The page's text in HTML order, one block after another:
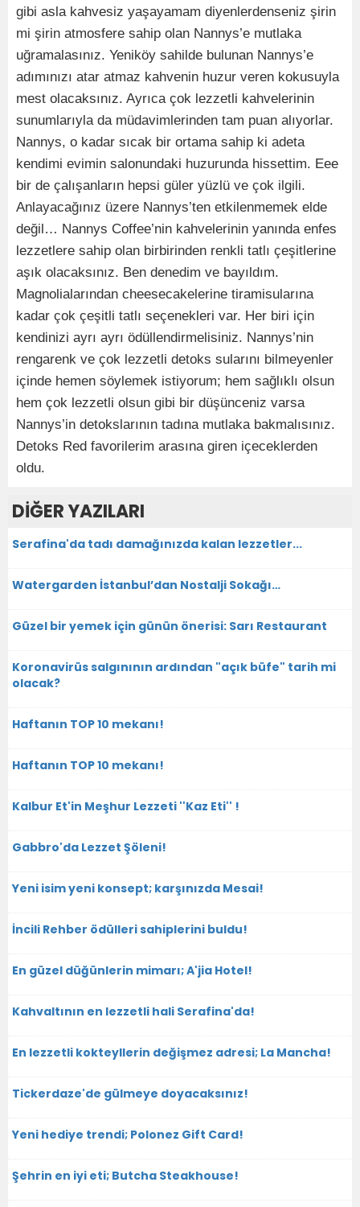
gibi asla kahvesiz yaşayamam diyenlerdenseniz şirin
mi şirin atmosfere sahip olan Nannys’e mutlaka
uğramalasınız. Yeniköy sahilde bulunan Nannys’e
adımınızı atar atmaz kahvenin huzur veren kokusuyla
mest olacaksınız. Ayrıca çok lezzetli kahvelerinin
sunumlarıyla da müdavimlerinden tam puan alıyorlar.
Nannys, o kadar sıcak bir ortama sahip ki adeta
kendimi evimin salonundaki huzurunda hissettim. Eee
bir de çalışanların hepsi güler yüzlü ve çok ilgili.
Anlayacağınız üzere Nannys’ten etkilenmemek elde
değil… Nannys Coffee’nin kahvelerinin yanında enfes
lezzetlere sahip olan birbirinden renkli tatlı çeşitlerine
aşık olacaksınız. Ben denedim ve bayıldım.
Magnolialarından cheesecakelerine tiramisularına
kadar çok çeşitli tatlı seçenekleri var. Her biri için
kendinizi ayrı ayrı ödüllendirmelisiniz. Nannys’nin
rengarenk ve çok lezzetli detoks sularını bilmeyenler
içinde hemen söylemek istiyorum; hem sağlıklı olsun
hem çok lezzetli olsun gibi bir düşünceniz varsa
Nannys’in detokslarının tadına mutlaka bakmalısınız.
Detoks Red favorilerim arasına giren içeceklerden
oldu.
DİĞER YAZILARI
Serafina'da tadı damağınızda kalan lezzetler...
Watergarden İstanbul’dan Nostalji Sokağı…
Güzel bir yemek için günün önerisi: Sarı Restaurant
Koronavirüs salgınının ardından "açık büfe" tarih mi
olacak?
Haftanın TOP 10 mekanı!
Haftanın TOP 10 mekanı!
Kalbur Et'in Meşhur Lezzeti ''Kaz Eti'' !
Gabbro'da Lezzet Şöleni!
Yeni isim yeni konsept; karşınızda Mesai!
İncili Rehber ödülleri sahiplerini buldu!
En güzel düğünlerin mimarı; A'jia Hotel!
Kahvaltının en lezzetli hali Serafina'da!
En lezzetli kokteyllerin değişmez adresi; La Mancha!
Tickerdaze'de gülmeye doyacaksınız!
Yeni hediye trendi; Polonez Gift Card!
Şehrin en iyi eti; Butcha Steakhouse!